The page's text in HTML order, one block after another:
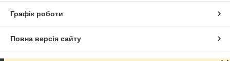
Графік роботи
Повна версія сайту